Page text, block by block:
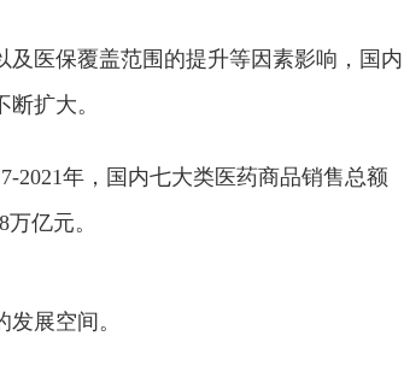
医保覆盖范围的提升等因素影响，国内
扩大。
2021年，国内七大类医药商品销售总额
亿元。
展空间。